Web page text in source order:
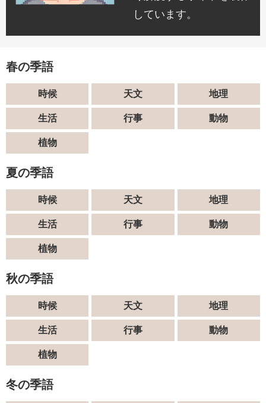
しています。
春の季語
時候 天文 地理
生活 行事 動物
植物
夏の季語
時候 天文 地理
生活 行事 動物
植物
秋の季語
時候 天文 地理
生活 行事 動物
植物
冬の季語